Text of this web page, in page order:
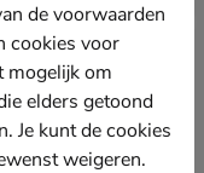
de voorwaarden
cookies voor
mogelijk om
elders getoond
Je kunt de cookies
weigeren.